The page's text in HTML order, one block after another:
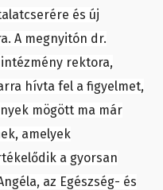
és új
A megnyitón dr.
rektora,
hívta fel a figyelmet,
mögött ma már
amelyek
a gyorsan
az Egészség- és